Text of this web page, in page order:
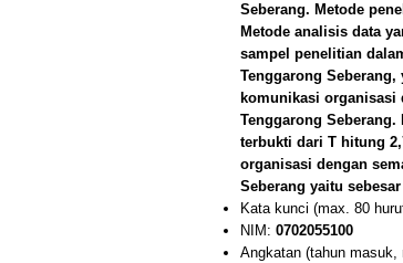
Seberang. Metode
Metode analisis data
sampel penelitian
Tenggarong
komunikasi organisasi
Tenggarong
terbukti dari T hitung
organisasi dengan
Seberang yaitu sebesar
Kata kunci (max. 80
NIM: 0702055100
Angkatan (tahun masuk,